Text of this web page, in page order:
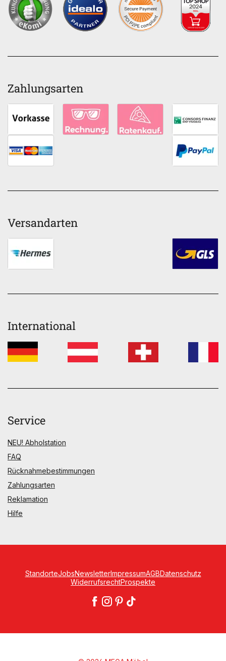
Zahlungsarten
Versandarten
International
Service
NEU! Abholstation
FAQ
Rücknahmebestimmungen
Zahlungsarten
Reklamation
Hilfe
StandorteJobsNewsletterImpressumAGBDatenschutz
WiderrufsrechtProspekte